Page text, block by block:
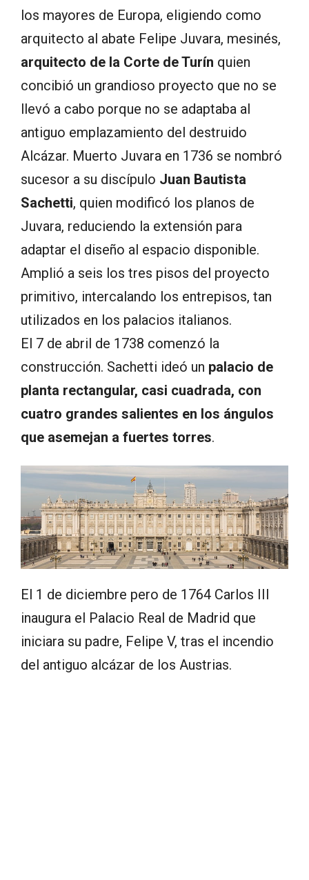
los mayores de Europa, eligiendo como
arquitecto al abate Felipe Juvara, mesinés,
arquitecto de la Corte de Turín quien
concibió un grandioso proyecto que no se
llevó a cabo porque no se adaptaba al
antiguo emplazamiento del destruido
Alcázar. Muerto Juvara en 1736 se nombró
sucesor a su discípulo Juan Bautista
Sachetti, quien modificó los planos de
Juvara, reduciendo la extensión para
adaptar el diseño al espacio disponible.
Amplió a seis los tres pisos del proyecto
primitivo, intercalando los entrepisos, tan
utilizados en los palacios italianos.
El 7 de abril de 1738 comenzó la
construcción. Sachetti ideó un palacio de
planta rectangular, casi cuadrada, con
cuatro grandes salientes en los ángulos
que asemejan a fuertes torres.
El 1 de diciembre pero de 1764 Carlos III
inaugura el Palacio Real de Madrid que
iniciara su padre, Felipe V, tras el incendio
del antiguo alcázar de los Austrias.